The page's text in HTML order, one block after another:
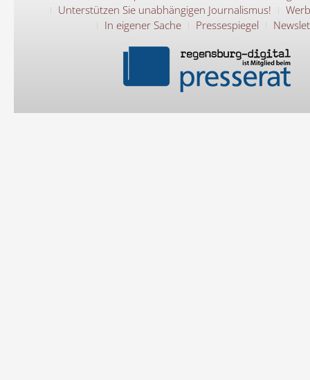
Unterstützen Sie unabhängigen Journalismus!
In eigener Sache
Pressespiegel